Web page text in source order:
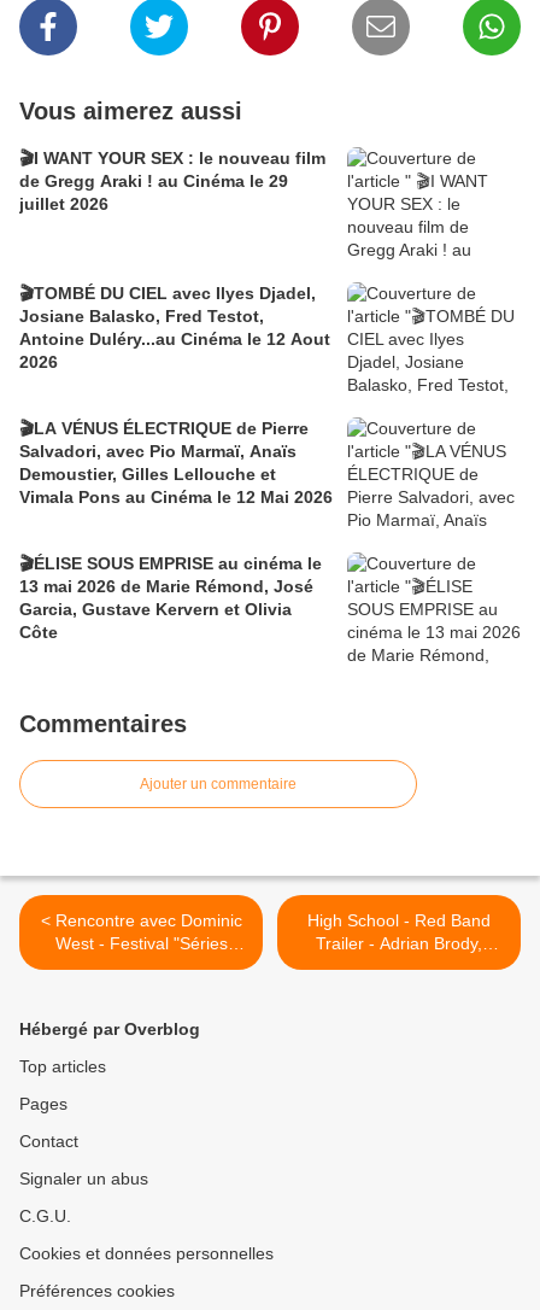
Vous aimerez aussi
🎬I WANT YOUR SEX : le nouveau film
de Gregg Araki ! au Cinéma le 29
juillet 2026
🎬TOMBÉ DU CIEL avec Ilyes Djadel,
Josiane Balasko, Fred Testot,
Antoine Duléry...au Cinéma le 12 Aout
2026
🎬LA VÉNUS ÉLECTRIQUE de Pierre
Salvadori, avec Pio Marmaï, Anaïs
Demoustier, Gilles Lellouche et
Vimala Pons au Cinéma le 12 Mai 2026
🎬ÉLISE SOUS EMPRISE au cinéma le
13 mai 2026 de Marie Rémond, José
Garcia, Gustave Kervern et Olivia
Côte
Commentaires
Ajouter un commentaire
< Rencontre avec Dominic
West - Festival "Séries
Mania" au Forum des
High School - Red Band
Trailer - Adrian Brody,
Michael Chiklis and Colin
Hébergé par Overblog
Top articles
Pages
Contact
Signaler un abus
C.G.U.
Cookies et données personnelles
Préférences cookies